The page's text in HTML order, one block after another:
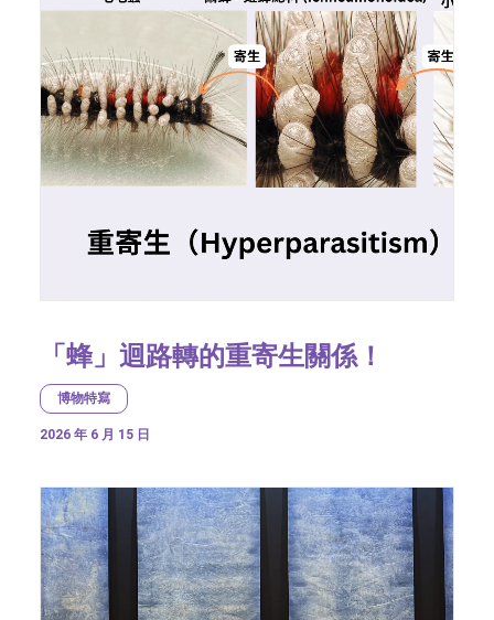
「蜂」迴路轉的重寄生關係！
博物特寫
2026 年 6 月 15 日